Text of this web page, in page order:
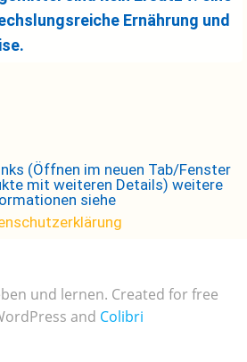
Ernährung und
(Öffnen im neuen Tab/Fenster
mit weiteren Details) weitere
siehe
und lernen. Created for free
and Colibri